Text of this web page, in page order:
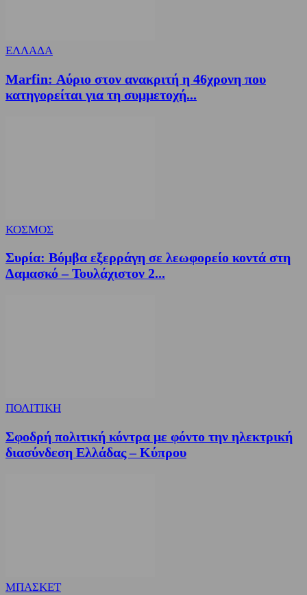
ΕΛΛΑΔΑ
Marfin: Αύριο στον ανακριτή η 46χρονη που
κατηγορείται για τη συμμετοχή...
ΚΟΣΜΟΣ
Συρία: Βόμβα εξερράγη σε λεωφορείο κοντά στη
Δαμασκό – Τουλάχιστον 2...
ΠΟΛΙΤΙΚΗ
Σφοδρή πολιτική κόντρα με φόντο την ηλεκτρική
διασύνδεση Ελλάδας – Κύπρου
ΜΠΑΣΚΕΤ